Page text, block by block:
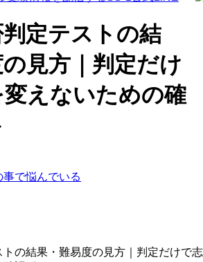
定テストの結
見方｜判定だけ
えないための確
事で悩んでいる